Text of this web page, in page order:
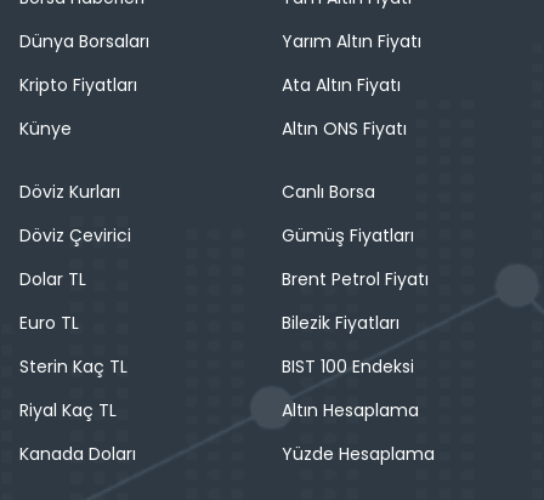
Dünya Borsaları
Kripto Fiyatları
Künye
Yarım Altın Fiyatı
Ata Altın Fiyatı
Altın ONS Fiyatı
Döviz Kurları
Döviz Çevirici
Dolar TL
Euro TL
Sterin Kaç TL
Riyal Kaç TL
Kanada Doları
Canlı Borsa
Gümüş Fiyatları
Brent Petrol Fiyatı
Bilezik Fiyatları
BIST 100 Endeksi
Altın Hesaplama
Yüzde Hesaplama